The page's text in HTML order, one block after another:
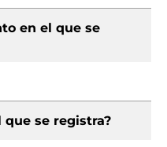
en el que se
que se registra?